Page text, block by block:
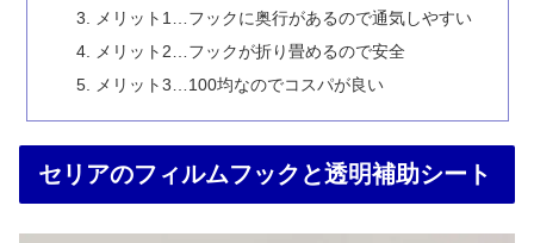
メリット1…フックに奥行があるので通気しやすい
メリット2…フックが折り畳めるので安全
メリット3…100均なのでコスパが良い
セリアのフィルムフックと透明補助シート